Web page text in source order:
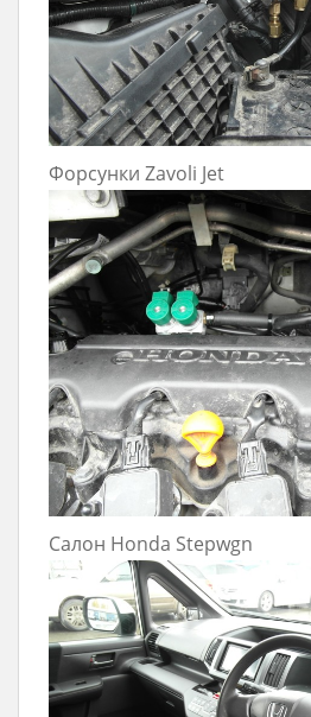
Форсунки Zavoli Jet
Салон Honda Stepwgn